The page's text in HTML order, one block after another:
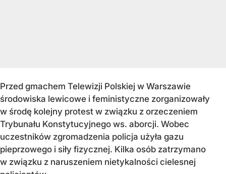
Przed gmachem Telewizji Polskiej w Warszawie
środowiska lewicowe i feministyczne zorganizowały
w środę kolejny protest w związku z orzeczeniem
Trybunału Konstytucyjnego ws. aborcji. Wobec
uczestników zgromadzenia policja użyła gazu
pieprzowego i siły fizycznej. Kilka osób zatrzymano
w związku z naruszeniem nietykalności cielesnej